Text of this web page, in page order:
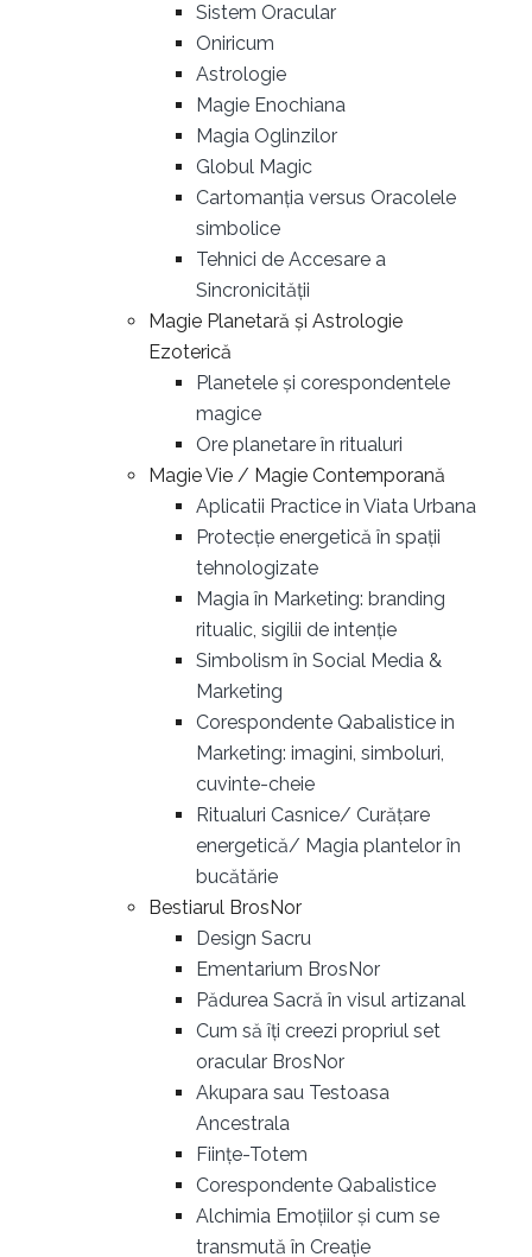
Sistem Oracular
Oniricum
Astrologie
Magie Enochiana
Magia Oglinzilor
Globul Magic
Cartomanția versus Oracolele
simbolice
Tehnici de Accesare a
Sincronicității
Magie Planetară și Astrologie
Ezoterică
Planetele și corespondentele
magice
Ore planetare în ritualuri
Magie Vie / Magie Contemporană
Aplicatii Practice in Viata Urbana
Protecție energetică în spații
tehnologizate
Magia în Marketing: branding
ritualic, sigilii de intenție
Simbolism în Social Media &
Marketing
Corespondente Qabalistice in
Marketing: imagini, simboluri,
cuvinte-cheie
Ritualuri Casnice/ Curățare
energetică/ Magia plantelor în
bucătărie
Bestiarul BrosNor
Design Sacru
Ementarium BrosNor
Pădurea Sacră în visul artizanal
Cum să îți creezi propriul set
oracular BrosNor
Akupara sau Testoasa
Ancestrala
Ființe-Totem
Corespondente Qabalistice
Alchimia Emoțiilor și cum se
transmută în Creație